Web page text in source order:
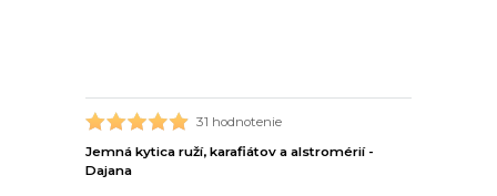
31 hodnotenie
Jemná kytica ruží, karafiátov a alstromérií -
Dajana